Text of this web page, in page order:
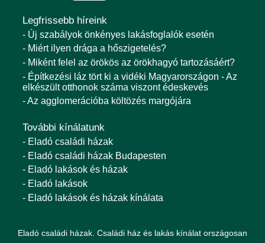
Legfrissebb híreink
- Új szabályok önkényes lakásfoglalók esetén
- Miért ilyen drága a hőszigetelés?
- Miként felel az örökös az örökhagyó tartozásáért?
- Építkezési láz tört ki a vidéki Magyarországon - Az
elkészült otthonok száma viszont édeskevés
- Az agglomerációba költözés margójára
További kínálatunk
- Eladó családi házak
- Eladó családi házak Budapesten
- Eladó lakások és házak
- Eladó lakások
- Eladó lakások és házak kínálata
Eladó családi házak. Családi ház és lakás kínálat országosan